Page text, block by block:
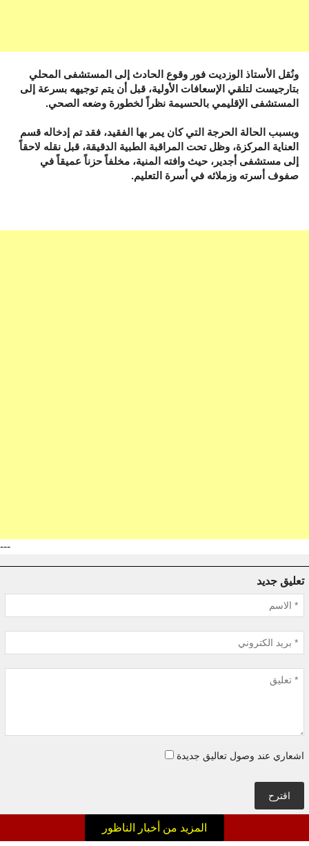
ونُقل الأستاذ الوزديت فور وقوع الحادث إلى المستشفى المحلي
بتارجيست لتلقي الإسعافات الأولية، قبل أن يتم توجيهه بسرعة إلى
المستشفى الإقليمي بالحسيمة نظراً لخطورة وضعه الصحي.
وبسبب الحالة الحرجة التي كان يمر بها الفقيد، فقد تم إدخاله قسم
العناية المركزة، وظل تحت المراقبة الطبية الدقيقة، قبل نقله لاحقاً
إلى مستشفى أجدير، حيث وافته المنية، مخلفاً حزناً عميقاً في
صفوف أسرته وزملائه في أسرة التعليم.
---
تعليق جديد
اشعاري عند وصول تعاليق جديدة
اقترح
المزيد من أخبار الناظور